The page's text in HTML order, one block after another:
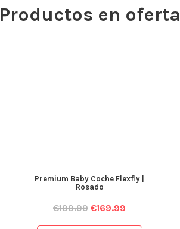
Productos en oferta
Premium Baby Coche Flexfly |
Rosado
€199.99 €169.99